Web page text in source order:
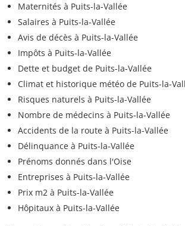
Maternités à Puits-la-Vallée
Salaires à Puits-la-Vallée
Avis de décès à Puits-la-Vallée
Impôts à Puits-la-Vallée
Dette et budget de Puits-la-Vallée
Climat et historique météo de Puits-la-
Risques naturels à Puits-la-Vallée
Nombre de médecins à Puits-la-Vallée
Accidents de la route à Puits-la-Vallée
Délinquance à Puits-la-Vallée
Prénoms donnés dans l'Oise
Entreprises à Puits-la-Vallée
Prix m2 à Puits-la-Vallée
Hôpitaux à Puits-la-Vallée